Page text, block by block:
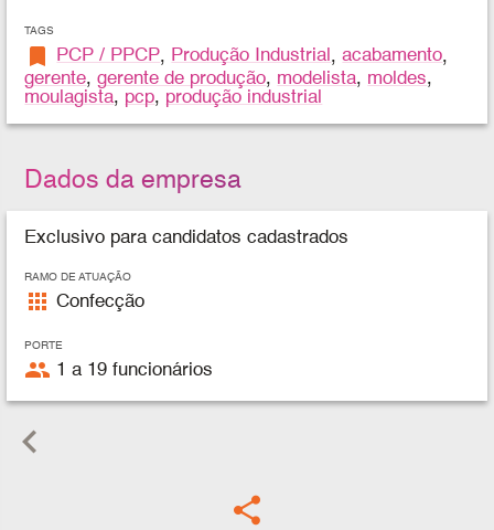
TAGS
bookmark PCP / PPCP, Produção Industrial ,acabamento,
gerente,gerente de produção, modelista, moldes,
moulagista, pcp, produção industrial
Dados da empresa
Exclusivo para candidatos cadastrados
RAMO DE ATUAÇÃO
apps Confecção
PORTE
people 1 a 19 funcionários
keyboard_arrow_left
share